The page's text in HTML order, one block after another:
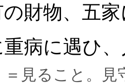
財物、五
重病に遇ひ
＝見ること。見